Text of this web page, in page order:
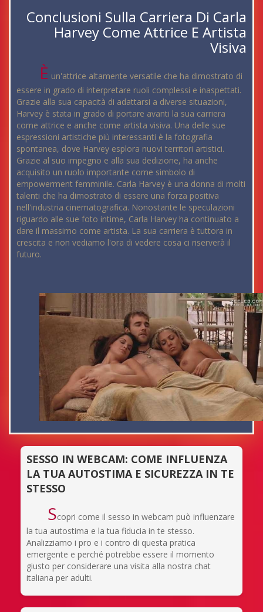
Conclusioni Sulla Carriera Di Carla
Harvey Come Attrice E Artista
Visiva
È un'attrice altamente versatile che ha dimostrato di
essere in grado di interpretare ruoli complessi e inaspettati.
Grazie alla sua capacità di adattarsi a diverse situazioni,
Harvey è stata in grado di portare avanti la sua carriera
come attrice e anche come artista visiva. Una delle sue
espressioni artistiche più interessanti è la fotografia
spontanea, dove Harvey esplora nuovi territori artistici.
Grazie al suo impegno e alla sua dedizione, ha anche
acquisito un ruolo importante come simbolo di
empowerment femminile. Carla Harvey è una donna di molti
talenti che ha dimostrato di essere una forza positiva
nell'industria cinematografica. Nonostante le speculazioni
riguardo alle sue foto intime, Carla Harvey ha continuato a
dare il massimo come artista. La sua carriera è tuttora in
crescita e non vediamo l'ora di vedere cosa ci riserverà il
futuro.
SESSO IN WEBCAM: COME INFLUENZA
LA TUA AUTOSTIMA E SICUREZZA IN TE
STESSO
Scopri come il sesso in webcam può influenzare
la tua autostima e la tua fiducia in te stesso.
Analizziamo i pro e i contro di questa pratica
emergente e perché potrebbe essere il momento
giusto per considerare una visita alla nostra chat
italiana per adulti.